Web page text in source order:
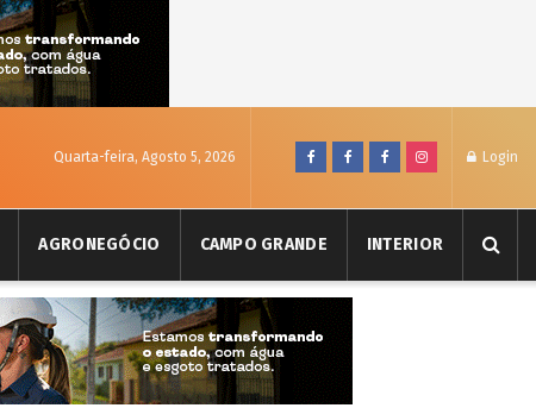
Quarta-feira, Agosto 5, 2026 Login
AGRONEGÓCIO CAMPO GRANDE INTERIOR